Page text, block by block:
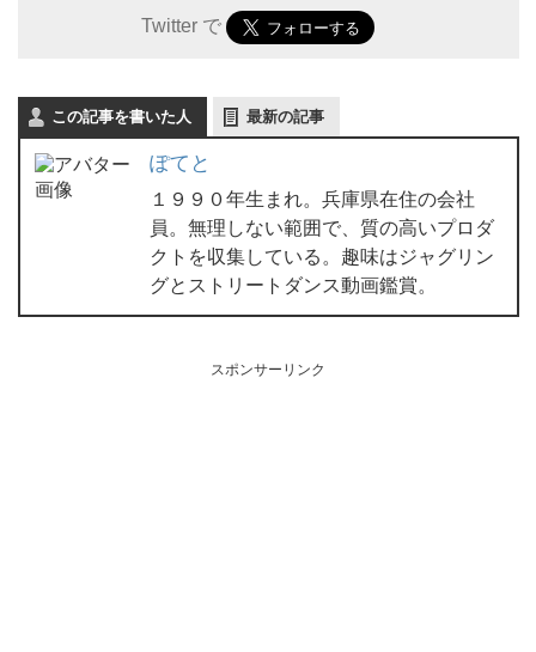
Twitter で
この記事を書いた人 最新の記事
ぽてと
１９９０年生まれ。兵庫県在住の会社
員。無理しない範囲で、質の高いプロダ
クトを収集している。趣味はジャグリン
グとストリートダンス動画鑑賞。
スポンサーリンク